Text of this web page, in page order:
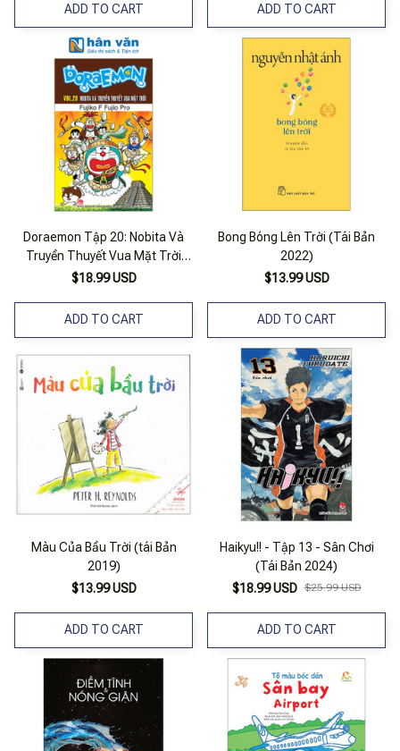
ADD TO CART ADD TO CART
Doraemon Tập 20: Nobita Và
Truyền Thuyết Vua Mặt Trời
(Tái Bản 2023)
$18.99 USD
ADD TO CART
Bong Bóng Lên Trời (Tái Bản
2022)
$13.99 USD
ADD TO CART
Màu Của Bầu Trời (tái Bản
2019)
$13.99 USD
ADD TO CART
Haikyu!! - Tập 13 - Sân Chơi
(Tái Bản 2024)
$18.99 USD $25.99 USD
ADD TO CART